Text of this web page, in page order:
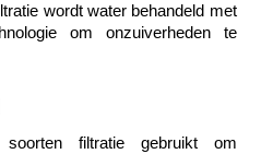
wordt water behandeld met
om onzuiverheden te
filtratie gebruikt om